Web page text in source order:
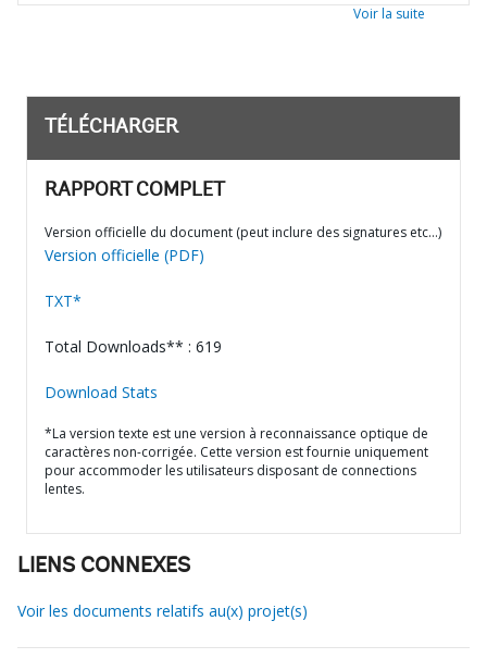
Voir la suite
TÉLÉCHARGER
RAPPORT COMPLET
Version officielle du document (peut inclure des signatures etc…)
Version officielle (PDF)
TXT*
Total Downloads** : 619
Download Stats
*La version texte est une version à reconnaissance optique de
caractères non-corrigée. Cette version est fournie uniquement
pour accommoder les utilisateurs disposant de connections
lentes.
LIENS CONNEXES
Voir les documents relatifs au(x) projet(s)